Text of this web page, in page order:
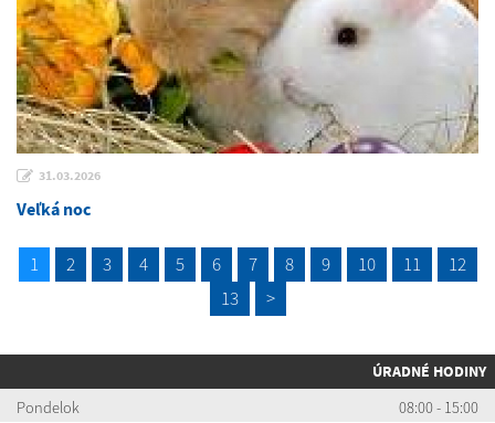
31.03.2026
Veľká noc
1 2 3 4 5 6 7 8 9 10 11
12
13
>
ÚRADNÉ HODINY
Pondelok
08:00 - 15:00